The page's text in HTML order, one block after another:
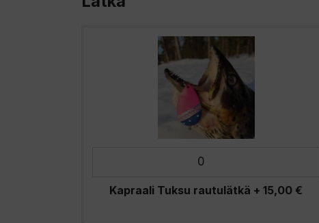
Kapraali Tuksu rautulätkä +15,00 €